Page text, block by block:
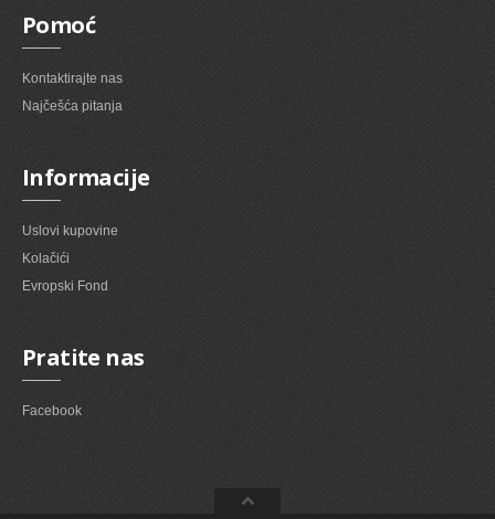
Pomoć
Kontaktirajte nas
Najčešća pitanja
Informacije
Uslovi kupovine
Kolačići
Evropski Fond
Pratite nas
Facebook